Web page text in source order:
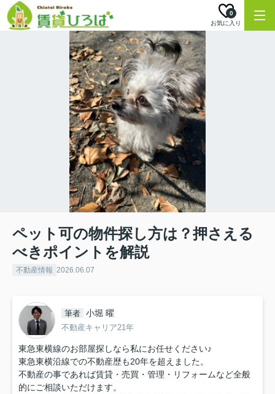
お気に入り
0
ペット可の物件探し方は？押さえる
べきポイントを解説
不動産情報 2026.06.07
筆者 小堀 曜
不動産キャリア21年
東急東横線のお部屋探しなら私にお任せください♪
東急東横沿線での不動産歴も20年を超えました。
不動産の事であれば賃貸・売買・管理・リフォームなど全般
的にご相談いただけます。